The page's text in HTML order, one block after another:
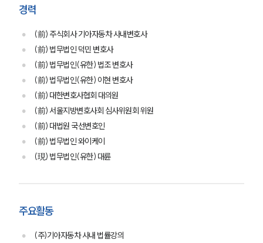
경력
(前) 주식회사 기아자동차 사내변호사
(前) 법무법인 덕민 변호사
(前) 법무법인(유한) 법조 변호사
(前) 법무법인(유한) 이현 변호사
(前) 대한변호사협회 대의원
(前) 서울지방변호사회 심사위원회 위원
(前) 대법원 국선변호인
(前) 법무법인 와이케이
(現) 법무법인(유한) 대륜
주요활동
(주)기아자동차 사내 법률강의